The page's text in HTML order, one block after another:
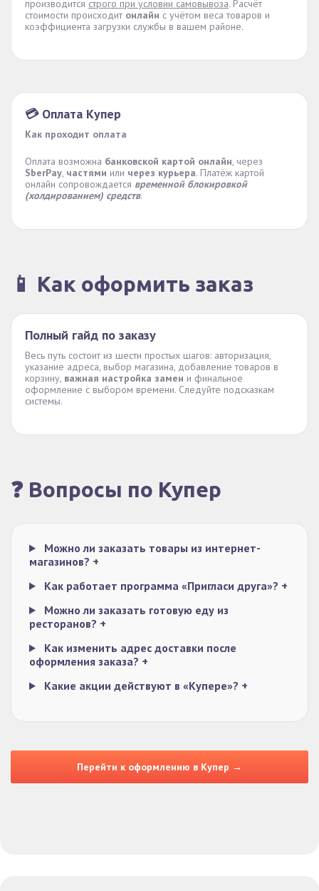
производится строго при условии самовывоза. Расчёт
стоимости происходит онлайн с учётом веса товаров и
коэффициента загрузки службы в вашем районе.
💳 Оплата Купер
Как проходит оплата
Оплата возможна банковской картой онлайн, через
SberPay, частями или через курьера. Платёж картой
онлайн сопровождается временной блокировкой
(холдированием) средств.
📱 Как оформить заказ
Полный гайд по заказу
Весь путь состоит из шести простых шагов: авторизация,
указание адреса, выбор магазина, добавление товаров в
корзину, важная настройка замен и финальное
оформление с выбором времени. Следуйте подсказкам
системы.
❓ Вопросы по Купер
Можно ли заказать товары из интернет-
магазинов? +
Как работает программа «Пригласи друга»? +
Можно ли заказать готовую еду из
ресторанов? +
Как изменить адрес доставки после
оформления заказа? +
Какие акции действуют в «Купере»? +
Перейти к оформлению в Купер →